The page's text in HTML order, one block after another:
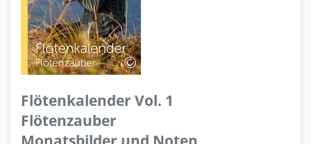
Flötenkalender Vol. 1
Flötenzauber